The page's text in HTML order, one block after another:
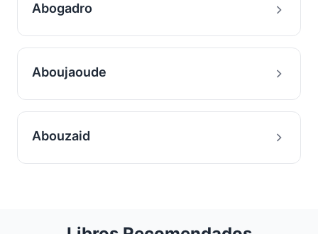
Abogadro
Aboujaoude
Abouzaid